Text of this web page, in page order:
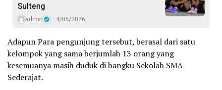
Sulteng
admin 4/05/2026
Adapun Para pengunjung tersebut, berasal dari satu
kelompok yang sama berjumlah 13 orang yang
kesemuanya masih duduk di bangku Sekolah SMA
Sederajat.